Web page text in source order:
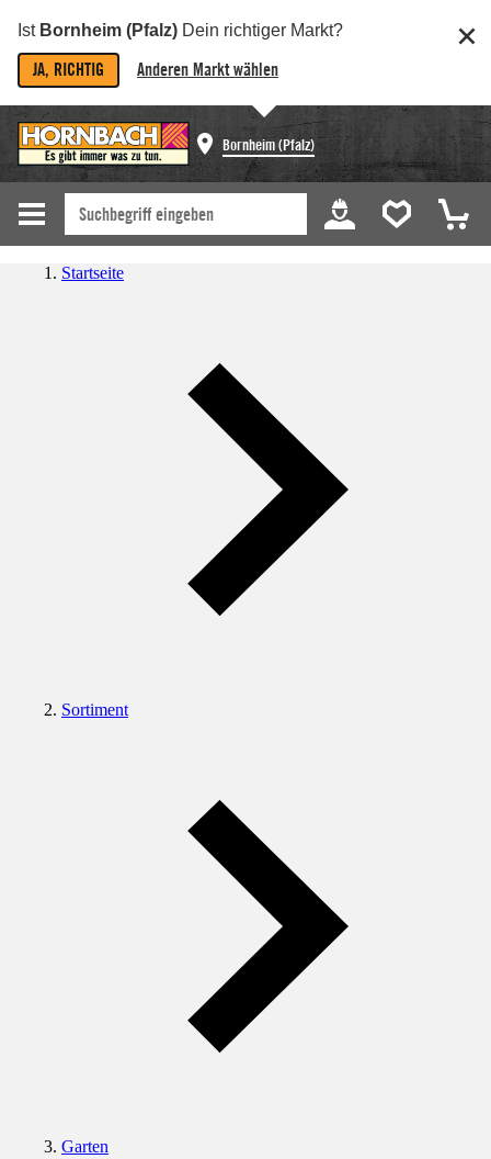
Ist Bornheim (Pfalz) Dein richtiger Markt?
JA, RICHTIG Anderen Markt wählen
Bornheim (Pfalz)
Startseite
Sortiment
Garten